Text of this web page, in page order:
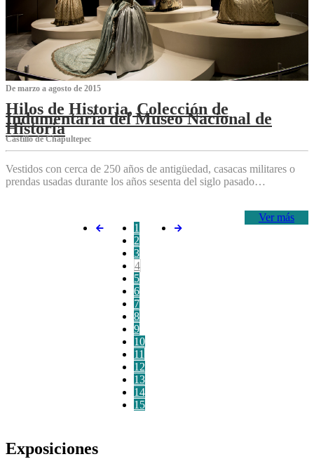
De marzo a agosto de 2015
Hilos de Historia, Colección de
Indumentaria del Museo Nacional de
Historia
Castillo de Chapultepec
Vestidos con cerca de 250 años de antigüedad, casacas militares o
prendas usadas durante los años sesenta del siglo pasado…
Ver más
1
2
3
4
5
6
7
8
9
10
11
12
13
14
15
Exposiciones